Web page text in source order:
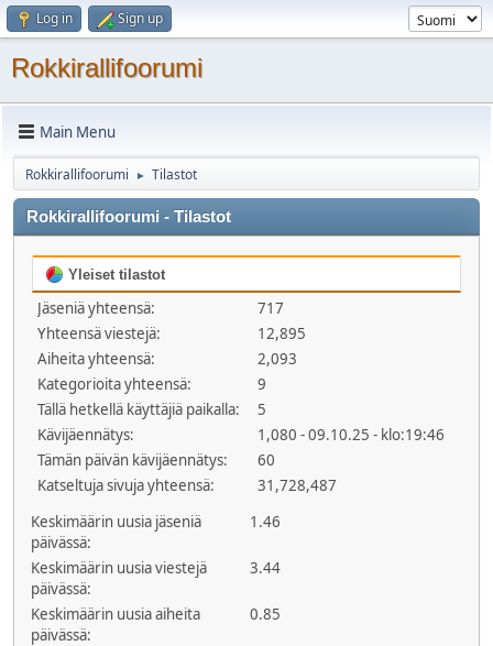
Log in Sign up
Rokkirallifoorumi
Main Menu
Rokkirallifoorumi ► Tilastot
Rokkirallifoorumi - Tilastot
Yleiset tilastot
Jäseniä yhteensä:
717
Yhteensä viestejä:
12,895
Aiheita yhteensä:
2,093
Kategorioita yhteensä:
9
Tällä hetkellä käyttäjiä paikalla:
5
Kävijäennätys:
1,080 - 09.10.25 - klo:19:46
Tämän päivän kävijäennätys:
60
Katseltuja sivuja yhteensä:
31,728,487
Keskimäärin uusia jäseniä
päivässä:
1.46
Keskimäärin uusia viestejä
päivässä:
3.44
Keskimäärin uusia aiheita
päivässä:
0.85